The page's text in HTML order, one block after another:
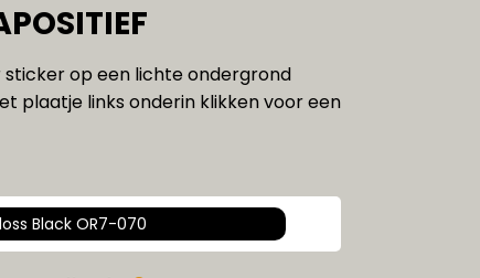
sticker op een lichte ondergrond
plaatje links onderin klikken voor een
Black OR7-070